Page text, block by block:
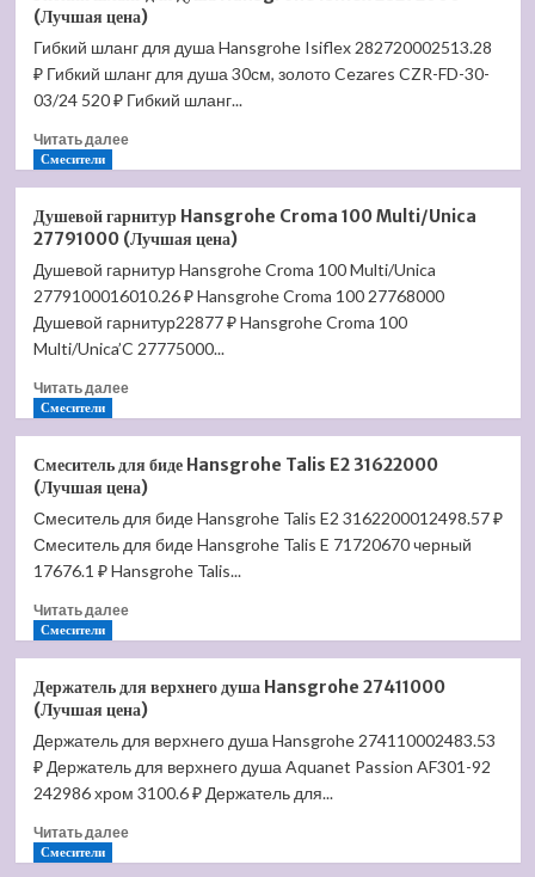
монтажная
часть
для
смесителя
Hansgrohe
(Лучшая
(Лучшая цена)
Гибкий шланг для душа Hansgrohe Isiflex 282720002513.28
₽ Гибкий шланг для душа 30см, золото Cezares CZR-FD-30-
03/24 520 ₽ Гибкий шланг...
Читать далееПрочитать
шланг
для
душа
Hansgrohe
Isiflex
28272000
цена)
Смесители
Душевой гарнитур Hansgrohe Croma 100 Multi/Unica
27791000 (Лучшая цена)
Душевой гарнитур Hansgrohe Croma 100 Multi/Unica
2779100016010.26 ₽ Hansgrohe Croma 100 27768000
Душевой гарнитур22877 ₽ Hansgrohe Croma 100
Multi/Unica’C 27775000...
Читать далееПрочитать
гарнитур
Hansgrohe
Croma
100
Multi/Unica
(Лучшая
Смесители
Смеситель для биде Hansgrohe Talis E2 31622000
(Лучшая цена)
Смеситель для биде Hansgrohe Talis E2 3162200012498.57 ₽
Смеситель для биде Hansgrohe Talis E 71720670 черный
17676.1 ₽ Hansgrohe Talis...
Читать далееПрочитать
для
биде
Hansgrohe
Talis
E2
(Лучшая
Смесители
Держатель для верхнего душа Hansgrohe 27411000
(Лучшая цена)
Держатель для верхнего душа Hansgrohe 274110002483.53
₽ Держатель для верхнего душа Aquanet Passion AF301-92
242986 хром 3100.6 ₽ Держатель для...
Читать далееПрочитать
Смесители